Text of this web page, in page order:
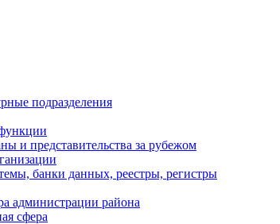
подразделения
и представительства за рубежом
банки данных, реестры, регистры
администрации района
сфера